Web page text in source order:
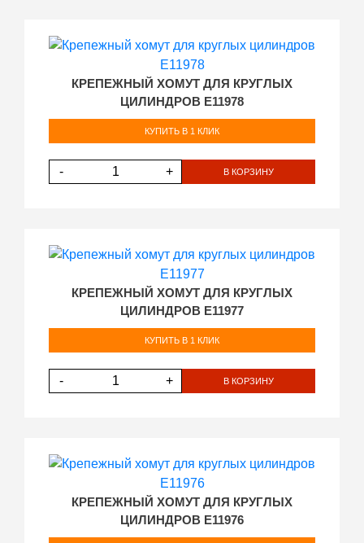
КРЕПЕЖНЫЙ ХОМУТ ДЛЯ КРУГЛЫХ
ЦИЛИНДРОВ E11978
КУПИТЬ В 1 КЛИК
- + В КОРЗИНУ
КРЕПЕЖНЫЙ ХОМУТ ДЛЯ КРУГЛЫХ
ЦИЛИНДРОВ E11977
КУПИТЬ В 1 КЛИК
- + В КОРЗИНУ
КРЕПЕЖНЫЙ ХОМУТ ДЛЯ КРУГЛЫХ
ЦИЛИНДРОВ E11976